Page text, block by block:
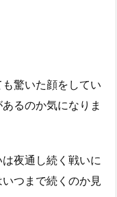
驚いた顔をしてい
るのか気になりま
夜通し続く戦いに
つまで続くのか見